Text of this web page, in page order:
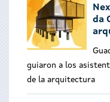
da
guiaron a los
de la arquitectura